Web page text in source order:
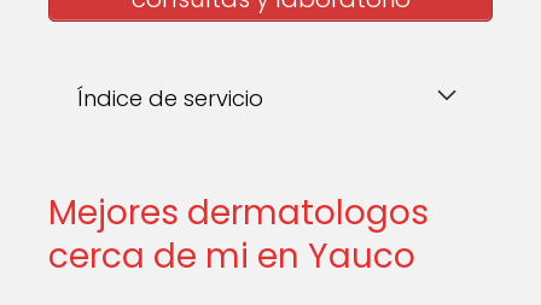
Índice de servicio
Mejores dermatologos
cerca de mi en Yauco